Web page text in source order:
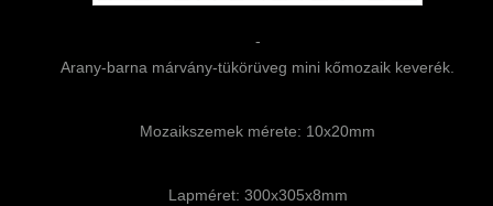
-
Arany-barna márvány-tükörüveg mini kőmozaik keverék.
Mozaikszemek mérete: 10x20mm
Lapméret: 300x305x8mm